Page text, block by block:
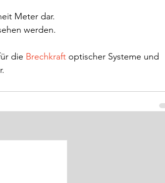
Meter dar.
werden.
die Brechkraft optischer Systeme und